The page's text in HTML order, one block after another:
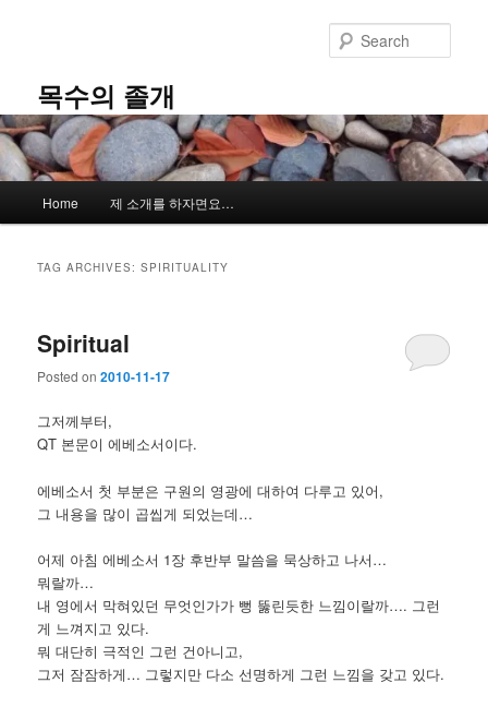
content
content목수의 졸개
Home 제 소개를 하자면요…
TAG ARCHIVES:SPIRITUALITY
Spiritual
Posted on2010-11-17
그저께부터,
QT 본문이 에베소서이다.
에베소서 첫 부분은 구원의 영광에 대하여 다루고 있어,
그 내용을 많이 곱씹게 되었는데…
어제 아침 에베소서 1장 후반부 말씀을 묵상하고 나서…
뭐랄까…
내 영에서 막혀있던 무엇인가가 뻥 뚫린듯한 느낌이랄까…. 그런
게 느껴지고 있다.
뭐 대단히 극적인 그런 건아니고,
그저 잠잠하게… 그렇지만 다소 선명하게 그런 느낌을 갖고 있다.